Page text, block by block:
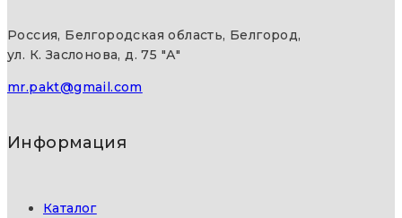
Россия, Белгородская область, Белгород,
ул. К. Заслонова, д. 75 "А"
mr.pakt@gmail.com
Информация
Каталог